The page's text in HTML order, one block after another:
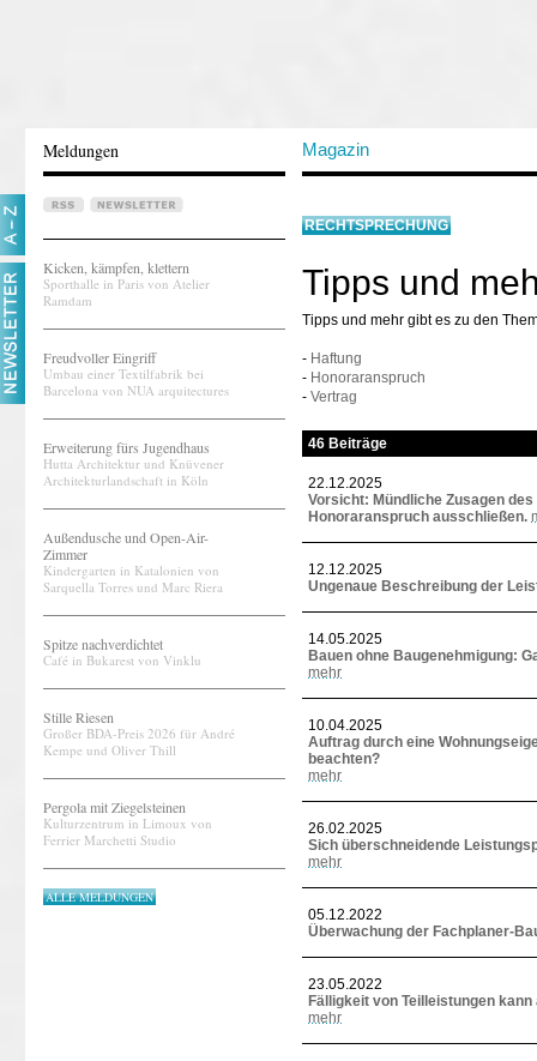
Meldungen Magazin
Kicken, kämpfen, klettern
Sporthalle in Paris von Atelier
Ramdam
Freudvoller Eingriff
Umbau einer Textilfabrik bei
Barcelona von NUA arquitectures
Erweiterung fürs Jugendhaus
Hutta Architektur und Knüvener
Architekturlandschaft in Köln
Außendusche und Open-Air-
Zimmer
Kindergarten in Katalonien von
Sarquella Torres und Marc Riera
Spitze nachverdichtet
Café in Bukarest von Vinklu
Stille Riesen
Großer BDA-Preis 2026 für André
Kempe und Oliver Thill
Pergola mit Ziegelsteinen
Kulturzentrum in Limoux von
Ferrier Marchetti Studio
ALLE MELDUNGEN
RECHTSPRECHUNG
Tipps und
Tipps und mehr gibt es zu den
- Haftung
- Honoraranspruch
- Vertrag
46 Beiträge
22.12.2025
Vorsicht: Mündliche Zusagen
Honoraranspruch ausschließen.
12.12.2025
Ungenaue Beschreibung der
14.05.2025
Bauen ohne Baugenehmigung:
mehr
10.04.2025
Auftrag durch eine
beachten?
mehr
26.02.2025
Sich überschneidende
mehr
05.12.2022
Überwachung der Fachplaner-
23.05.2022
Fälligkeit von Teilleistungen
mehr